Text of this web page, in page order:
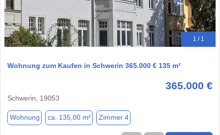
1 / 1
Wohnung zum Kaufen in Schwerin 365.000 € 135 m²
365.000 €
Schwerin, 19053
Wohnung ca. 135,00 m² Zimmer 4